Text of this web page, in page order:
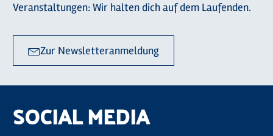
Veranstaltungen: Wir halten dich auf dem Laufenden.
Zur Newsletteranmeldung
SOCIAL MEDIA